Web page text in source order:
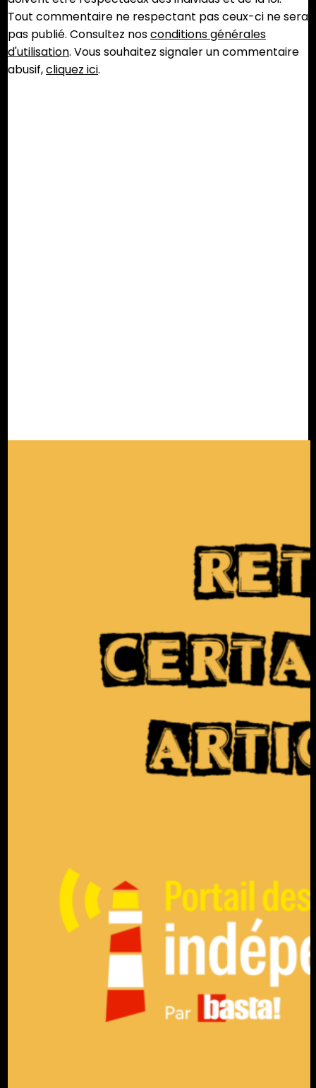
Tout commentaire ne respectant pas ceux-ci ne sera
pas publié. Consultez nosconditions générales
d'utilisation. Vous souhaitez signaler un commentaire
abusif,cliquez ici.